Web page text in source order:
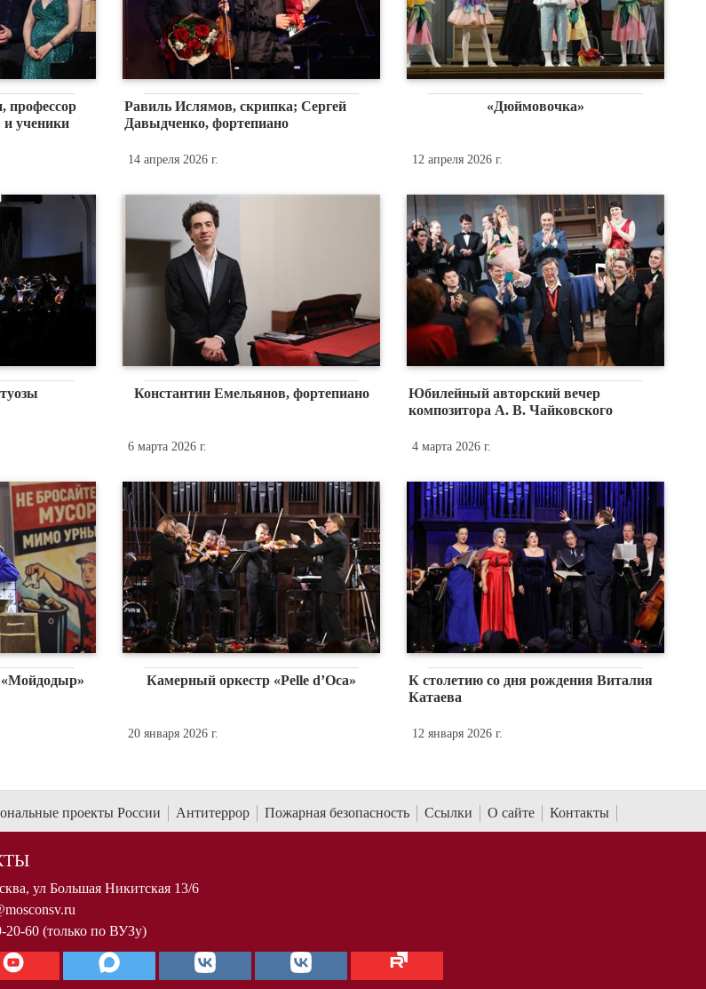
профессор
ученики
Равиль Ислямов, скрипка; Сергей
Давыдченко, фортепиано
14 апреля 2026 г.
«Дюймовочка»
12 апреля 2026 г.
Константин Емельянов, фортепиано
6 марта 2026 г.
Юбилейный авторский вечер
композитора А. В. Чайковского
4 марта 2026 г.
Камерный оркестр «Pelle d’Oсa»
20 января 2026 г.
К столетию со дня рождения Виталия
Катаева
12 января 2026 г.
проекты России Антитеррор Пожарная безопасность Ссылки О сайте Контакты
ул Большая Никитская 13/6
20-60 (только по ВУЗу)